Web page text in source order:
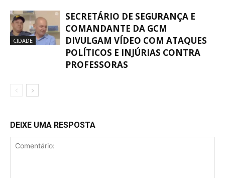
CIDADE
SECRETÁRIO DE SEGURANÇA E
COMANDANTE DA GCM
DIVULGAM VÍDEO COM ATAQUES
POLÍTICOS E INJÚRIAS CONTRA
PROFESSORAS
DEIXE UMA RESPOSTA